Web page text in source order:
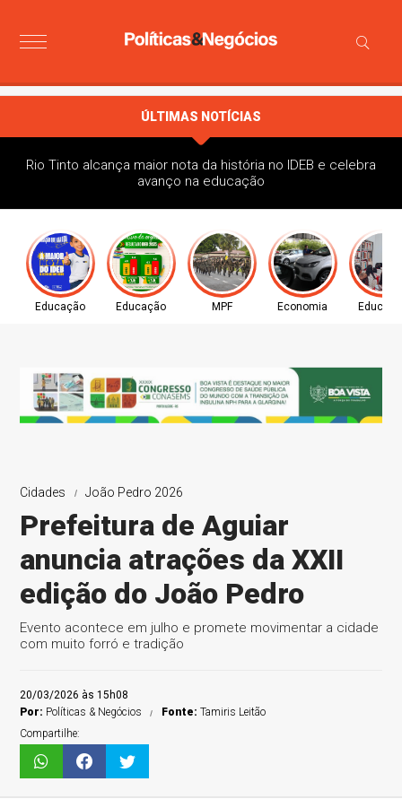
ÚLTIMAS NOTÍCIAS
Rio Tinto alcança maior nota da história no IDEB e celebra
avanço na educação
Educação Educação MPF Economia
Cidades João Pedro 2026
Prefeitura de Aguiar
anuncia atrações da XXII
edição do João Pedro
Evento acontece em julho e promete movimentar a cidade
com muito forró e tradição
20/03/2026 às 15h08
Por: Políticas & Negócios Fonte:Tamiris Leitão
Compartilhe: